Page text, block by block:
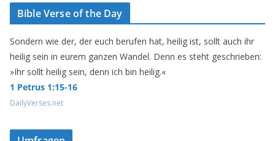
Bible Verse of the Day
Sondern wie der, der euch berufen hat, heilig ist, sollt auch ihr
heilig sein in eurem ganzen Wandel. Denn es steht geschrieben:
»Ihr sollt heilig sein, denn ich bin heilig.«
1 Petrus 1:15-16
DailyVerses.net